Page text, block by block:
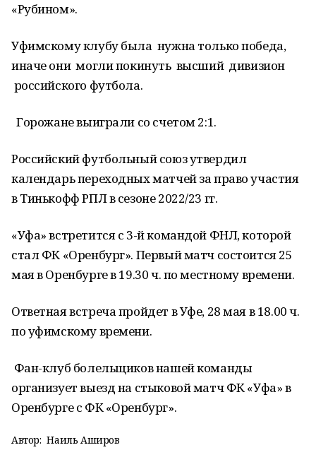
«Рубином».
Уфимскому клубу была нужна только победа,
иначе они могли покинуть высший дивизион
российского футбола.
Горожане выиграли со счетом 2:1.
Российский футбольный союз утвердил
календарь переходных матчей за право участия
в Тинькофф РПЛ в сезоне 2022/23 гг.
«Уфа» встретится с 3-й командой ФНЛ, которой
стал ФК «Оренбург». Первый матч состоится 25
мая в Оренбурге в 19.30 ч. по местному времени.
Ответная встреча пройдет в Уфе, 28 мая в 18.00 ч.
по уфимскому времени.
Фан-клуб болельщиков нашей команды
организует выезд на стыковой матч ФК «Уфа» в
Оренбурге с ФК «Оренбург».
Автор: Наиль Аширов